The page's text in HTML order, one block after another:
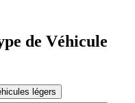
de Véhicule
légers